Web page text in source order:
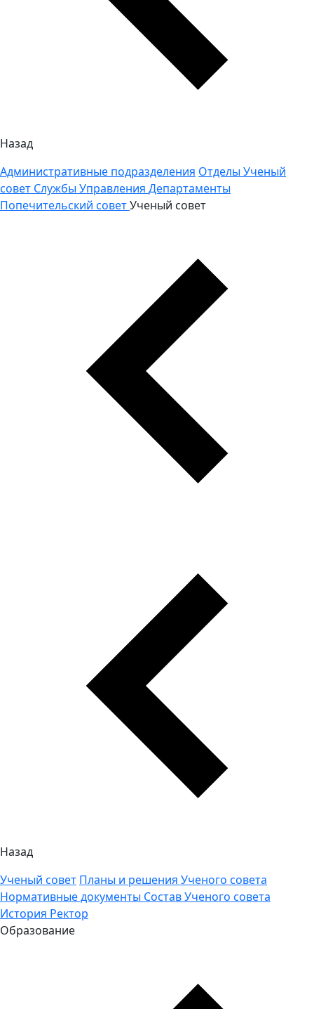
Назад
Административные подразделения Отделы Ученый
совет Службы Управления Департаменты
Попечительский советУченый совет
Назад
Ученый совет Планы и решения Ученого совета
Нормативные документы Состав Ученого совета
История Ректор
Образование